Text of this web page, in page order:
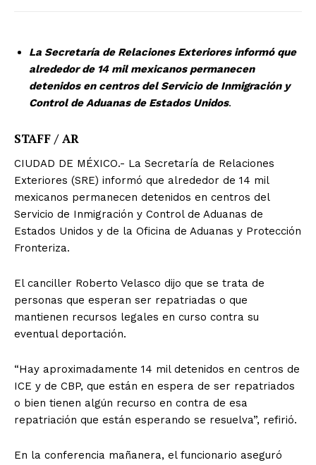
La Secretaría de Relaciones Exteriores informó que
alrededor de 14 mil mexicanos permanecen
detenidos en centros del Servicio de Inmigración y
Control de Aduanas de Estados Unidos.
STAFF / AR
CIUDAD DE MÉXICO.- La Secretaría de Relaciones
Exteriores (SRE) informó que alrededor de 14 mil
mexicanos permanecen detenidos en centros del
Servicio de Inmigración y Control de Aduanas de
Estados Unidos y de la Oficina de Aduanas y Protección
Fronteriza.
El canciller Roberto Velasco dijo que se trata de
personas que esperan ser repatriadas o que
mantienen recursos legales en curso contra su
eventual deportación.
“Hay aproximadamente 14 mil detenidos en centros de
ICE y de CBP, que están en espera de ser repatriados
o bien tienen algún recurso en contra de esa
repatriación que están esperando se resuelva”, refirió.
En la conferencia mañanera, el funcionario aseguró